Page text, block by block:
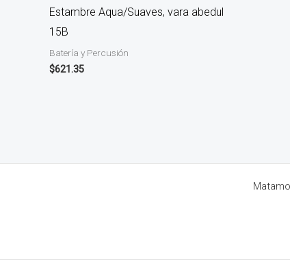
Estambre Aqua/Suaves, vara abedul
15B
Batería y Percusión
$621.35